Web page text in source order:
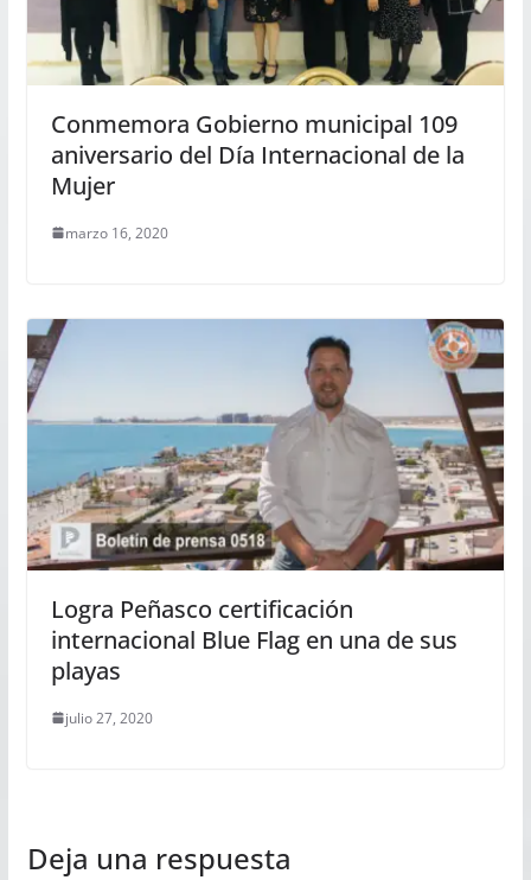
Conmemora Gobierno municipal 109
aniversario del Día Internacional de la
Mujer
marzo 16, 2020
Logra Peñasco certificación
internacional Blue Flag en una de sus
playas
julio 27, 2020
Deja una respuesta